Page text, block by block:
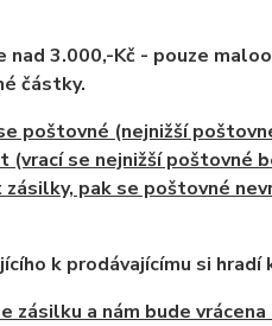
3.000,-Kč - pouze
částky.
poštovné (nejnižší
(vrací se nejnižší poštovné
zásilky, pak se poštovné
k prodávajícímu si hradí
zásilku a nám bude